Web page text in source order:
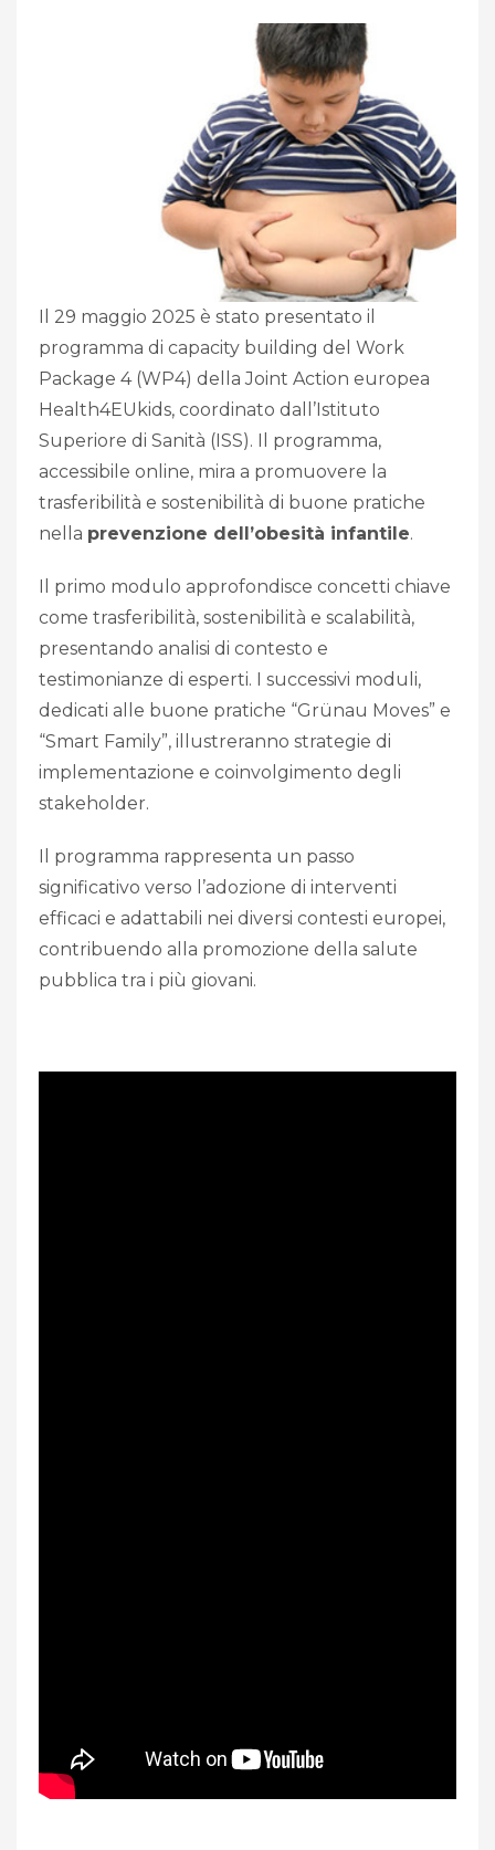
Il 29 maggio 2025 è stato presentato il
programma di capacity building del Work
Package 4 (WP4) della Joint Action europea
Health4EUkids, coordinato dall’Istituto
Superiore di Sanità (ISS).
Il programma,
accessibile online, mira a promuovere la
trasferibilità e sostenibilità di buone pratiche
nella prevenzione dell’obesità infantile.
Il primo modulo approfondisce concetti chiave
come trasferibilità, sostenibilità e scalabilità,
presentando analisi di contesto e
testimonianze di esperti.
I successivi moduli,
dedicati alle buone pratiche “Grünau Moves” e
“Smart Family”, illustreranno strategie di
implementazione e coinvolgimento degli
stakeholder.
Il programma rappresenta un passo
significativo verso l’adozione di interventi
efficaci e adattabili nei diversi contesti europei,
contribuendo alla promozione della salute
pubblica tra i più giovani.